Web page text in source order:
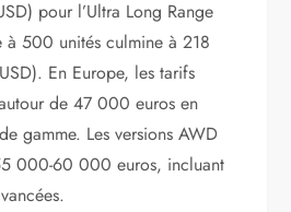
pour l’Ultra Long Range
à 500 unités culmine à 218
En Europe, les tarifs
de 47 000 euros en
gamme. Les versions AWD
000-60 000 euros, incluant